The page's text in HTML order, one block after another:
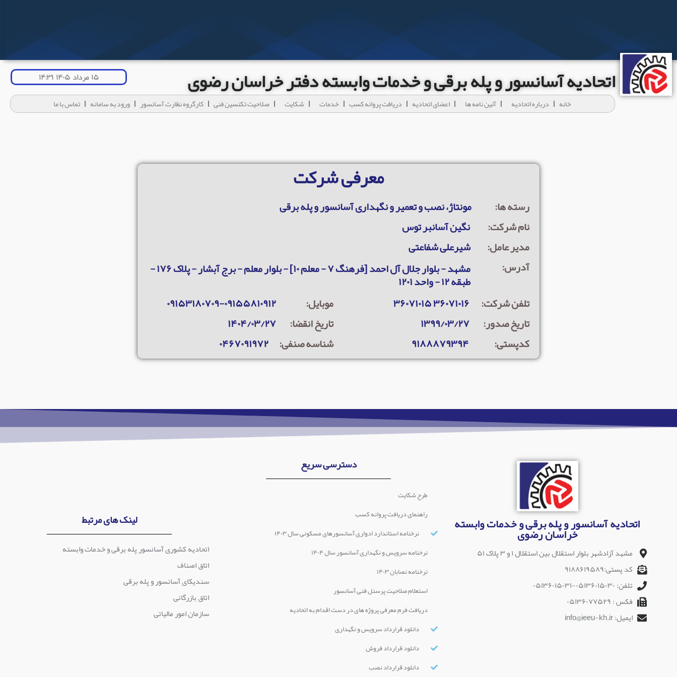
اتحادیه آسانسور و پله برقی و خدمات وابسته دفتر خراسان رضوی ۱۵ مرداد ۱۴۰۵ ۱۴:۳۱
خانه درباره اتحادیه آئين نامه ها اعضای اتحادیه دریافت پروانه کسب خدمات شکایت صلاحیت تکنسین فنی کارگروه نظارت آسانسور ورود به سامانه تماس با ما
معرفی شرکت
رسته ها:
مونتاژ، نصب و تعمیر و نگهداری آسانسور و پله برقی
نام شرکت:
نگین آسانبر توس
مدیر عامل:
شیرعلی شفاعتی
آدرس:
مشهد - بلوار جلال آل احمد [فرهنگ ۷ - معلم ۱۰] - بلوار معلم - برج آبشار - پلاک ۱۷۶ -
طبقه ۱۲ - واحد ۱۲۰۱
تلفن شرکت:
۳۶۰۷۱۰۱۶ ۳۶۰۷۱۰۱۵ موبایل:
۰۹۱۵۳۱۸۰۷۰۹-۰۹۱۵۵۸۱۰۹۱۲
تاریخ صدور:
۱۳۹۹/۰۳/۲۷ تاریخ انقضا:
۱۴۰۴/۰۳/۲۷
کدپستی:
۹۱۸۸۸۷۹۳۹۴ شناسه صنفی: ۰۴۶۷۰۹۱۹۷۲
اتحادیه آسانسور و پله برقی و خدمات وابسته
خراسان رضوی
مشهد آزادشهر بلوار استقلال بین استقلال ۱ و ۳ پلاک ۵۱
کد پستی:۹۱۸۸۶۱۹۵۸۹
تلفن: ۰۵۱۳۶۰۱۵۰۳۰-۰۵۱۳۶۰۱۵۰۳۱
فکس : ۰۵۱۳۶۰۷۷۵۲۹
ایمیل: info@ieeu-kh.ir
دسترسی سریع
طرح شکایت
راهنمای دریافت پروانه کسب
نرخنامه استاندارد ادواری آسانسورهای مسکونی سال ۱۴۰۳
نرخنامه سرویس و نگهداری آسانسور سال ۱۴۰۴
نرخنامه نصابان ۱۴۰۳
استعلام صلاحیت پرسنل فنی آسانسور
دریافت فرم معرفی پروژه های در دست اقدام به اتحادیه
دانلود قرارداد سرویس و نگهداری
دانلود قرارداد فروش
دانلود قرارداد نصب
لینک های مرتبط
اتحادیه کشوری آسانسور پله برقی و خدمات وابسته
اتاق اصناف
سندیکای آسانسور و پله برقی
اتاق بازرگانی
سازمان امور مالیاتی